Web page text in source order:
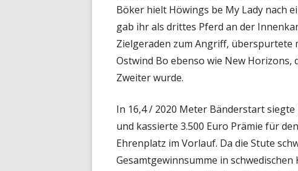
Böker hielt Höwings be My Lady nach
gab ihr als drittes Pferd an der
Zielgeraden zum Angriff, überspurtete
Ostwind Bo ebenso wie New
Zweiter wurde.
In 16,4 / 2020 Meter Bänderstart
und kassierte 3.500 Euro Prämie für
Ehrenplatz im Vorlauf. Da die Stute
Gesamtgewinnsumme in schwedischen